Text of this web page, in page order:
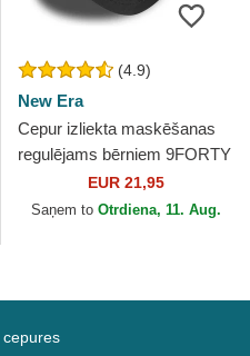
(4.9)
New Era
Cepur izliekta maskēšanas
regulējams bērniem 9FORTY
League Essential no New
York Yankees MLB no...
EUR 21,95
Saņem to Otrdiena, 11. Aug.
cepures